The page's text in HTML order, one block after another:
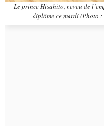
Le prince Hisahito, neveu de
diplôme ce mardi (Photo